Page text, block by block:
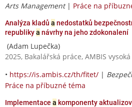
Arts Management| Práce na
Analýza kladů a nedostatků
republikya návrhy na jeho zdokonalení
(Adam Lupečka)
2025, Bakalářská práce, AMBIS
• https://is.ambis.cz/th/fitet/ |
Práce na příbuzné téma
Implementace a komponenty